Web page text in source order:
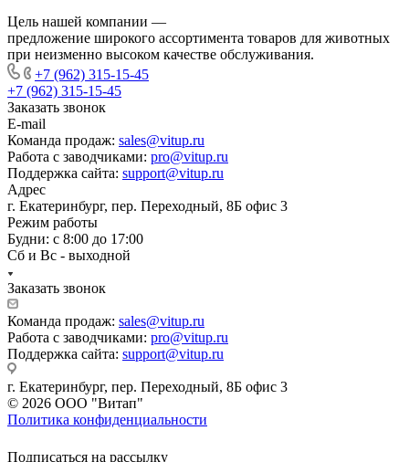
Цель нашей компании —
предложение широкого ассортимента товаров для животных
при неизменно высоком качестве обслуживания.
+7 (962) 315-15-45
+7 (962) 315-15-45
Заказать звонок
E-mail
Команда продаж: sales@vitup.ru
Работа с заводчиками: pro@vitup.ru
Поддержка сайта: support@vitup.ru
Адрес
г. Екатеринбург, пер. Переходный, 8Б офис 3
Режим работы
Будни: с 8:00 до 17:00
Сб и Вс - выходной
Заказать звонок
Команда продаж: sales@vitup.ru
Работа с заводчиками: pro@vitup.ru
Поддержка сайта: support@vitup.ru
г. Екатеринбург, пер. Переходный, 8Б офис 3
© 2026 ООО "Витап"
Политика конфиденциальности
Подписаться на рассылку